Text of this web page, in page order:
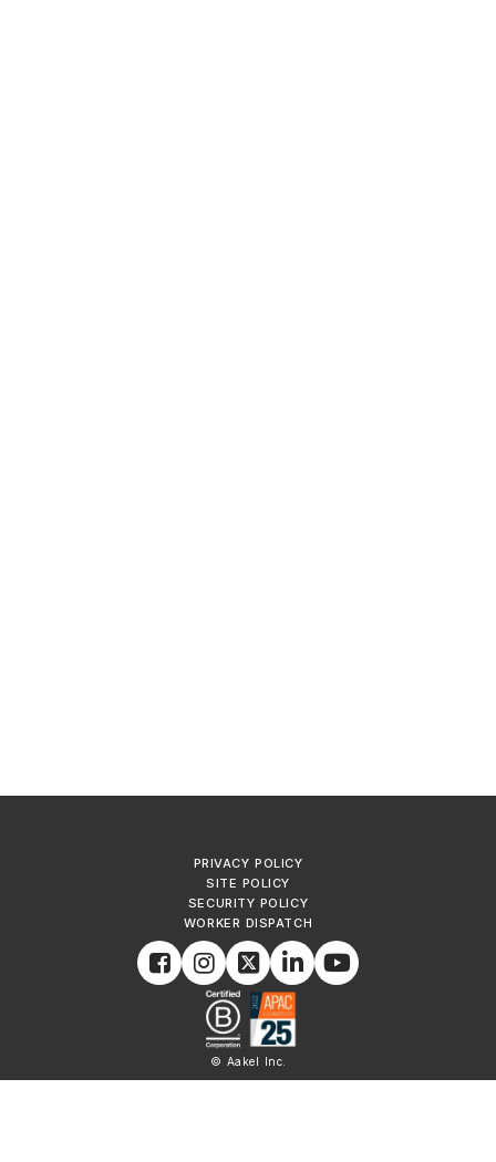
PRIVACY POLICY
SITE POLICY
SECURITY POLICY
WORKER DISPATCH
© Aakel Inc.